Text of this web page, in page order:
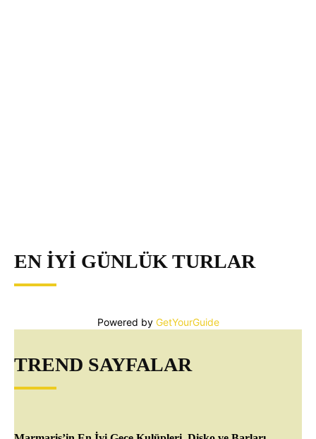
EN İYI GÜNLÜK TURLAR
Powered by GetYourGuide
TREND SAYFALAR